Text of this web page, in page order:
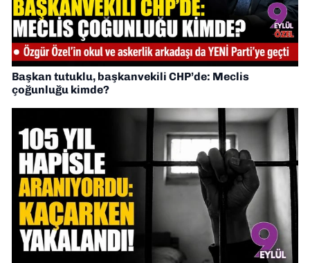
Başkan tutuklu, başkanvekili CHP’de: Meclis
çoğunluğu kimde?